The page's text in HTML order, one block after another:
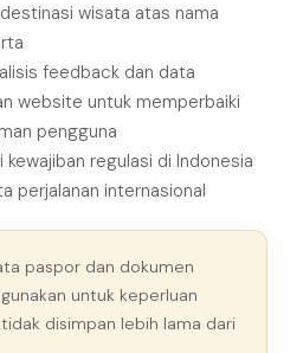
wisata atas nama
feedback dan data
website untuk memperbaiki
pengguna
kewajiban regulasi di Indonesia
perjalanan internasional
paspor dan dokumen
untuk keperluan
disimpan lebih lama dari